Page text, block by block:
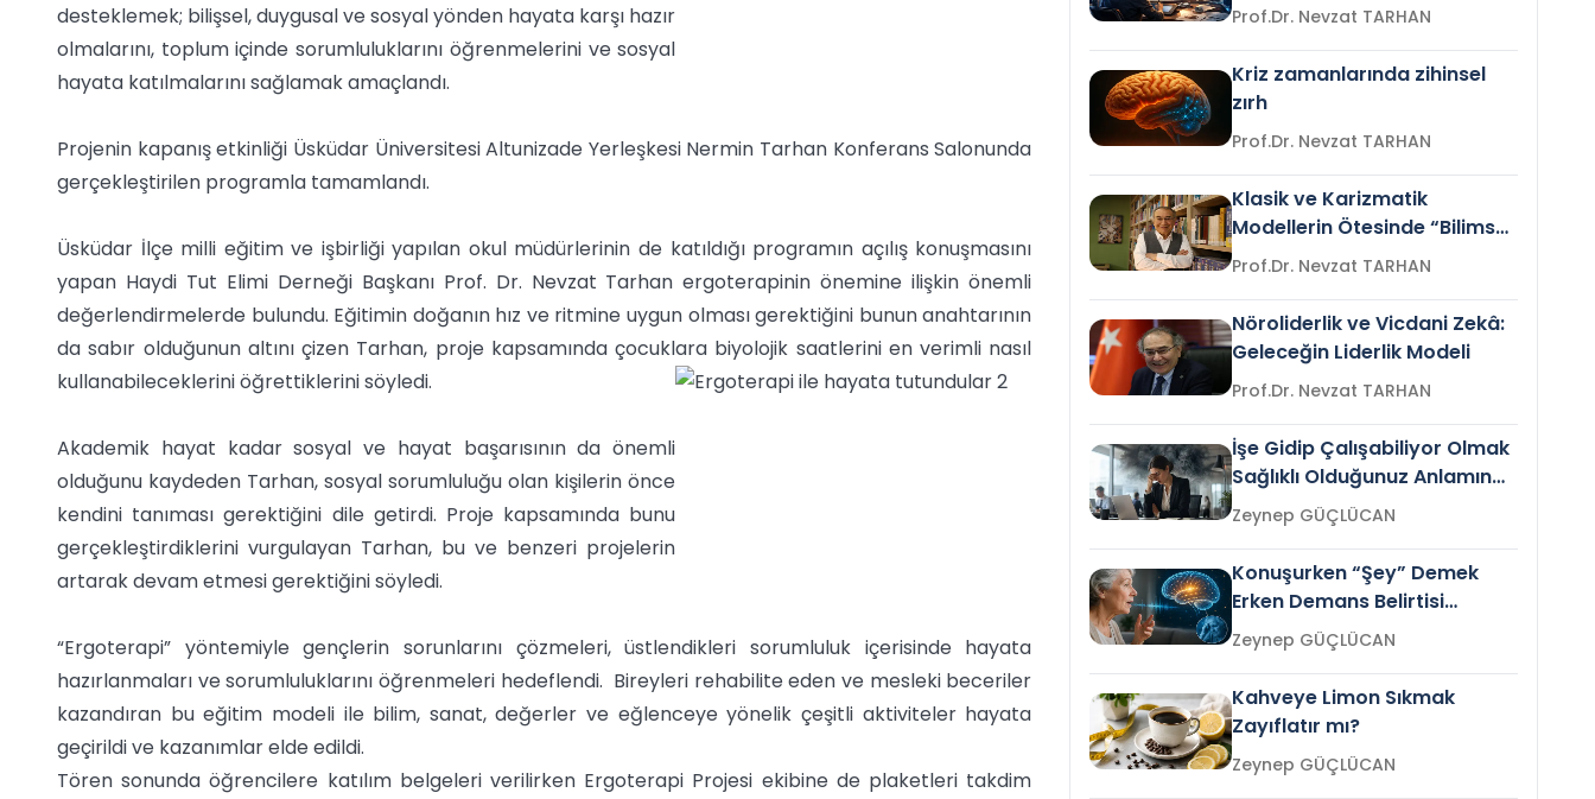
desteklemek; bilişsel, duygusal ve sosyal yönden hayata karşı hazır
olmalarını, toplum içinde sorumluluklarını öğrenmelerini ve sosyal
hayata katılmalarını sağlamak amaçlandı.
Projenin kapanış etkinliği Üsküdar Üniversitesi Altunizade Yerleşkesi Nermin Tarhan Konferans Salonunda
gerçekleştirilen programla tamamlandı.
Üsküdar İlçe milli eğitim ve işbirliği yapılan okul müdürlerinin de katıldığı programın açılış konuşmasını
yapan Haydi Tut Elimi Derneği Başkanı Prof. Dr. Nevzat Tarhan ergoterapinin önemine ilişkin önemli
değerlendirmelerde bulundu. Eğitimin doğanın hız ve ritmine uygun olması gerektiğini bunun anahtarının
da sabır olduğunun altını çizen Tarhan, proje kapsamında çocuklara biyolojik saatlerini en verimli nasıl
kullanabileceklerini öğrettiklerini söyledi.
Akademik hayat kadar sosyal ve hayat başarısının da önemli
olduğunu kaydeden Tarhan, sosyal sorumluluğu olan kişilerin önce
kendini tanıması gerektiğini dile getirdi. Proje kapsamında bunu
gerçekleştirdiklerini vurgulayan Tarhan, bu ve benzeri projelerin
artarak devam etmesi gerektiğini söyledi.
“Ergoterapi” yöntemiyle gençlerin sorunlarını çözmeleri, üstlendikleri sorumluluk içerisinde hayata
hazırlanmaları ve sorumluluklarını öğrenmeleri hedeflendi. Bireyleri rehabilite eden ve mesleki beceriler
kazandıran bu eğitim modeli ile bilim, sanat, değerler ve eğlenceye yönelik çeşitli aktiviteler hayata
geçirildi ve kazanımlar elde edildi.
Tören sonunda öğrencilere katılım belgeleri verilirken Ergoterapi Projesi ekibine de plaketleri takdim
Prof.Dr. Nevzat TARHAN
Kriz zamanlarında zihinsel
zırh
Prof.Dr. Nevzat TARHAN
Klasik ve Karizmatik
Modellerin Ötesinde “Bilimsel
Liderlik”
Prof.Dr. Nevzat TARHAN
Nöroliderlik ve Vicdani Zekâ:
Geleceğin Liderlik Modeli
Prof.Dr. Nevzat TARHAN
İşe Gidip Çalışabiliyor Olmak
Sağlıklı Olduğunuz Anlamına
Gelir mi?Zeynep GÜÇLÜCAN
Konuşurken “Şey” Demek
Erken Demans Belirtisi
Olabilir mi?Zeynep GÜÇLÜCAN
Kahveye Limon Sıkmak
Zayıflatır mı?
Zeynep GÜÇLÜCAN